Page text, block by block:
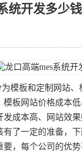
统开发多少钱
模板和定制网站
板网站价格成本
成本高、网站效果
有了一定的准备，
要，每个公司的优